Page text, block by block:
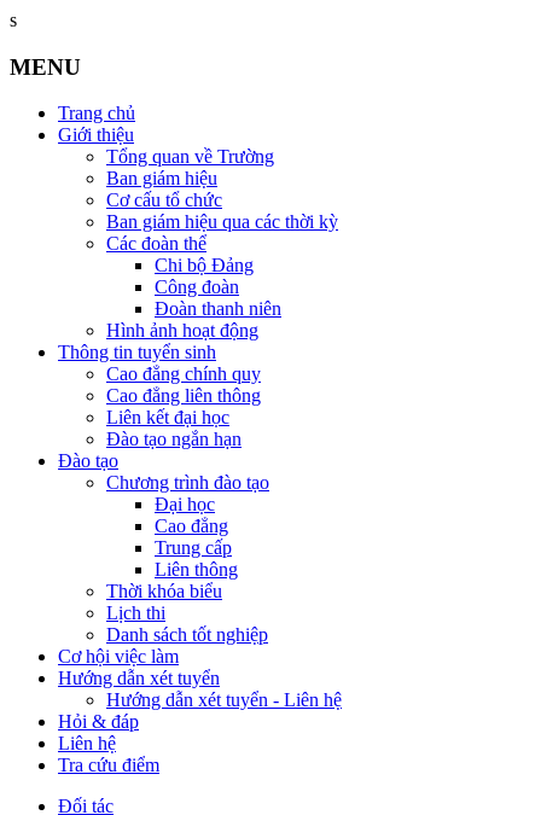
s
MENU
Trang chủ
Giới thiệu
Tổng quan về Trường
Ban giám hiệu
Cơ cấu tổ chức
Ban giám hiệu qua các thời kỳ
Các đoàn thể
Chi bộ Đảng
Công đoàn
Đoàn thanh niên
Hình ảnh hoạt động
Thông tin tuyển sinh
Cao đẳng chính quy
Cao đẳng liên thông
Liên kết đại học
Đào tạo ngắn hạn
Đào tạo
Chương trình đào tạo
Đại học
Cao đẳng
Trung cấp
Liên thông
Thời khóa biểu
Lịch thi
Danh sách tốt nghiệp
Cơ hội việc làm
Hướng dẫn xét tuyển
Hướng dẫn xét tuyển - Liên hệ
Hỏi & đáp
Liên hệ
Tra cứu điểm
Đối tác